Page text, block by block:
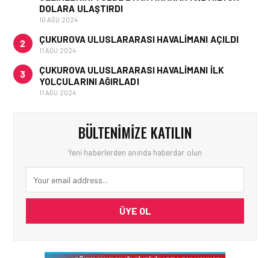
DOLARA ULAŞTIRDI
10 AĞU 2024
2 ÇUKUROVA ULUSLARARASI HAVALIMANI AÇILDI
11 AĞU 2024
3
ÇUKUROVA ULUSLARARASI HAVALIMANI İLK
YOLCULARINI AĞIRLADI
11 AĞU 2024
BÜLTENIMIZE KATILIN
Yeni haberlerden anında haberdar olun
ÜYE OL